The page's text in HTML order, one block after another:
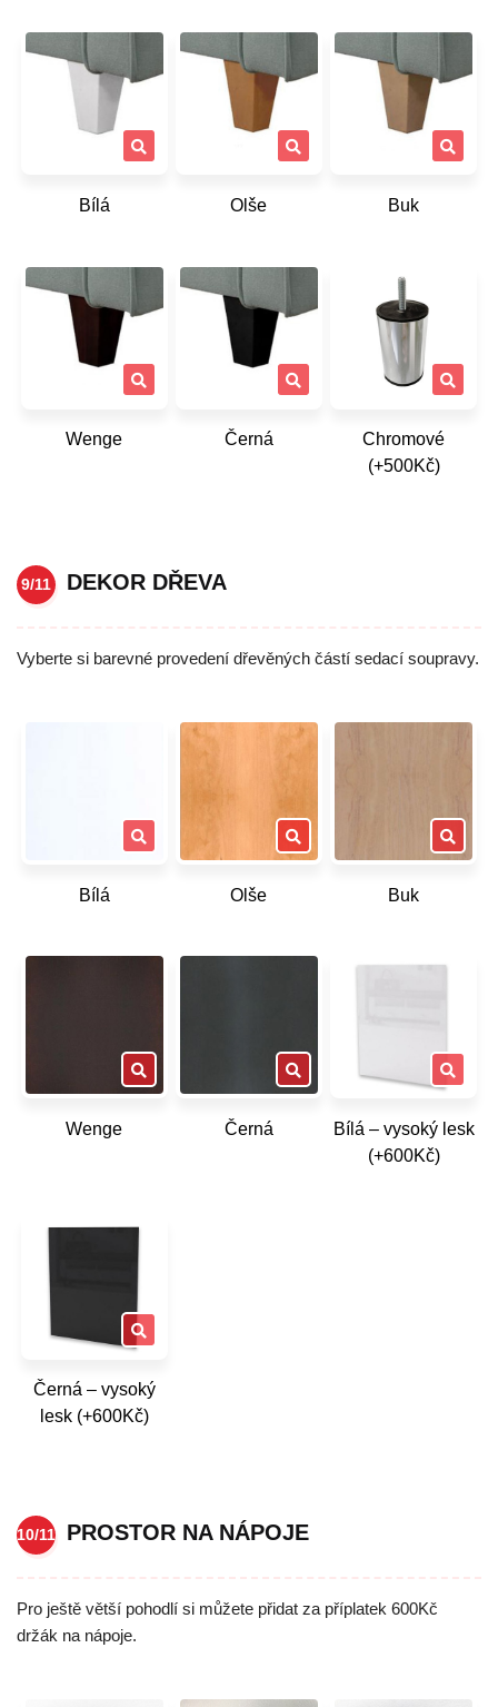
Bílá Olše Buk
Wenge Černá
Chromové
(+500Kč)
9/11 DEKOR DŘEVA
Vyberte si barevné provedení dřevěných částí sedací soupravy.
Bílá Olše Buk
Wenge Černá
Bílá – vysoký lesk
(+600Kč)
Černá – vysoký
lesk (+600Kč)
10/11 PROSTOR NA NÁPOJE
Pro ještě větší pohodlí si můžete přidat za příplatek 600Kč
držák na nápoje.